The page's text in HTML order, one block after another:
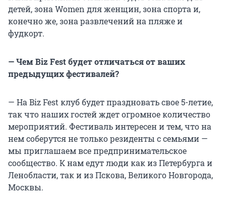
детей, зона Women для женщин, зона спорта и,
конечно же, зона развлечений на пляже и
фудкорт.
— Чем Biz Fest будет отличаться от ваших
предыдущих фестивалей?
— На Biz Fest клуб будет праздновать свое 5-летие,
так что наших гостей ждет огромное количество
мероприятий. Фестиваль интересен и тем, что на
нем соберутся не только резиденты с семьями —
мы приглашаем все предпринимательское
сообщество. К нам едут люди как из Петербурга и
Ленобласти, так и из Пскова, Великого Новгорода,
Москвы.